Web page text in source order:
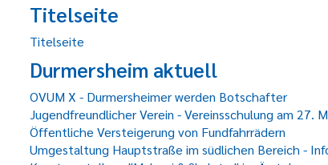
Titelseite
Titelseite
Durmersheim aktuell
OVUM X - Durmersheimer werden Botschafter
Jugendfreundlicher Verein - Vereinsschulung am 27.
Öffentliche Versteigerung von Fundfahrrädern
Umgestaltung Hauptstraße im südlichen Bereich -